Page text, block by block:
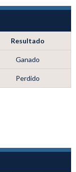
Resultado
Ganado
Perdido